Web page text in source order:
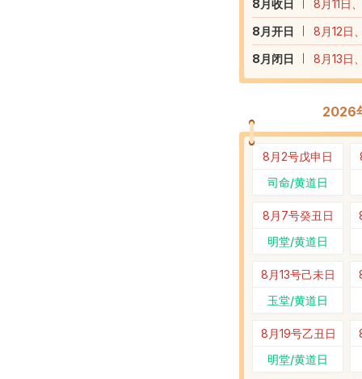
8 月收日
8月11日
8 月开日
8月12日
8 月闭日 8月13日
2026
8月2号戊申日
司命/黄道日
8月7号癸丑日
明堂/黄道日
8月13号己未日
玉堂/黄道日
8月19号乙丑日
明堂/黄道日